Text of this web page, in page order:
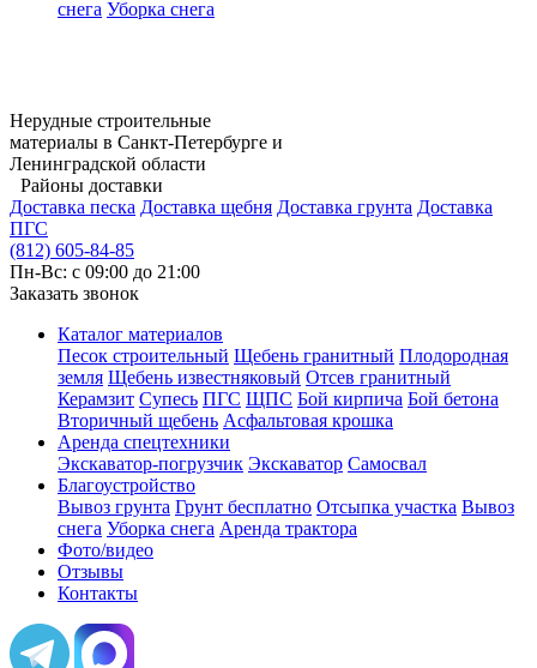
снега Уборка снега
Нерудные строительные
материалы в Санкт-Петербурге и
Ленинградской области
Районы доставки
Доставка песка Доставка щебня Доставка грунта Доставка
ПГС
(812) 605-84-85
Пн-Вс: с 09:00 до 21:00
Заказать звонок
Каталог материалов
Песок строительный Щебень гранитный Плодородная
земля Щебень известняковый Отсев гранитный
Керамзит Супесь ПГС ЩПС Бой кирпича Бой бетона
Вторичный щебень Асфальтовая крошка
Аренда спецтехники
Экскаватор-погрузчик Экскаватор Самосвал
Благоустройство
Вывоз грунта Грунт бесплатно Отсыпка участка Вывоз
снега Уборка снега Аренда трактора
Фото/видео
Отзывы
Контакты